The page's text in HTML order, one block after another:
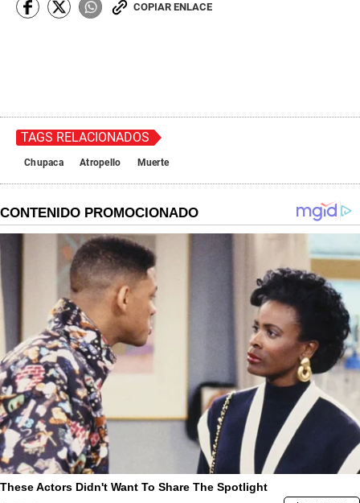
COPIAR ENLACE
TAGS RELACIONADOS
Chupaca Atropello Muerte